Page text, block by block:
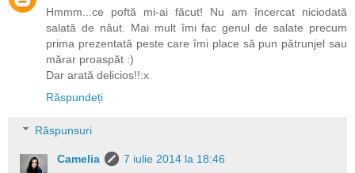
Hmmm...ce poftă mi-ai făcut! Nu am încercat niciodată
salată de năut. Mai mult îmi fac genul de salate precum
prima prezentată peste care îmi place să pun pătrunjel sau
mărar proaspăt :)
Dar arată delicios!!:x
Răspundeți
Răspunsuri
Camelia
7 iulie 2014 la 18:46